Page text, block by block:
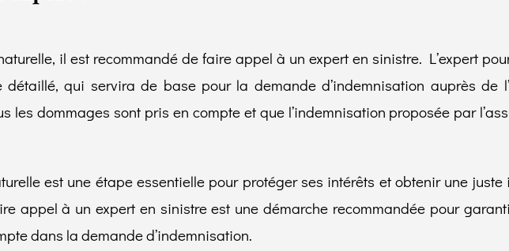
il est recommandé de faire appel à un expert en sinistre. L’expert
qui servira de base pour la demande d’indemnisation auprès de
les dommages sont pris en compte et que l’indemnisation proposée par
est une étape essentielle pour protéger ses intérêts et obtenir une
appel à un expert en sinistre est une démarche recommandée pour
dans la demande d’indemnisation.